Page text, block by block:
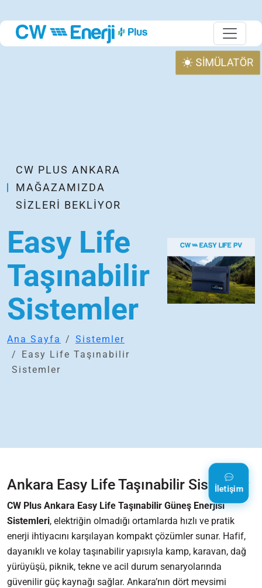
İletişim
SİMÜLATÖR
CW PLUS ANKARA
MAĞAZAMIZDA
SIZLERI BEKLIYOR
Easy Life
Taşınabilir
Sistemler
Ana Sayfa
Sistemler
Easy Life Taşınabilir
Sistemler
Ankara Easy Life Taşınabilir Sistemler
CW Plus Ankara Easy Life Taşınabilir Güneş Enerjisi
Sistemleri, elektriğin olmadığı ortamlarda hızlı ve pratik
enerji ihtiyacını karşılayan kompakt çözümler sunar. Hafif,
dayanıklı ve kolay taşınabilir yapısıyla kamp, karavan, dağ
yürüyüşü, piknik, tekne ve acil durum senaryolarında
güvenilir güç kaynağı sağlar. Ankara’nın dört mevsimi